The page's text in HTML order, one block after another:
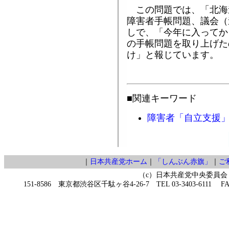
この問題では、「北
障害者手帳問題、議会
しで、「今年に入って
の手帳問題を取り上げ
け」と報じています。
■関連キーワード
障害者「自立支援
日本共産党ホーム 「しんぶん赤旗」
ご
（c）日本共産党中央委員会
151-8586 東京都渋谷区千駄ヶ谷4-26-7 TEL 03-3403-6111